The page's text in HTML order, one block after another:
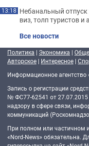
13:18 Небанальный отпуск
виз, толп туристов
Все новости
Политика | Экономика |
Авторское | Интересное |
Информационное агентство
Запись о регистрации
№ ФС77-62541 от
надзору в сфере связи,
коммуникаций
При полном или частичном
«Nord-News» обязательна.